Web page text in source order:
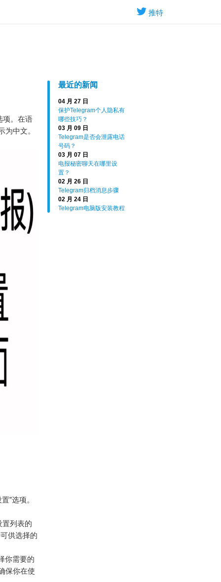
推特
最近的新闻
04 月 27 日
保护Telegram个人隐私有
哪些技巧？
03 月 09 日
Telegram是否会泄露电话
号码？
03 月 07 日
电报秘密聊天在哪里设
置？
02 月 26 日
Telegram归档消息步骤
02 月 24 日
Telegram电脑版安装教程
项。在语
为中文。
”选项。
置列表的
供选择的
你需要的
保你在使